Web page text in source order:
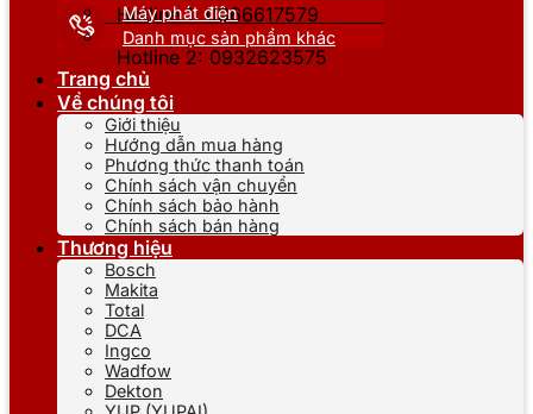
Hotline 1: 0866617579
Hotline 2: 0932623575
Máy phát điện
Danh mục sản phẩm khác
Trang chủ
Về chúng tôi
Giới thiệu
Hướng dẫn mua hàng
Phương thức thanh toán
Chính sách vận chuyển
Chính sách bảo hành
Chính sách bán hàng
Thương hiệu
Bosch
Makita
Total
DCA
Ingco
Wadfow
Dekton